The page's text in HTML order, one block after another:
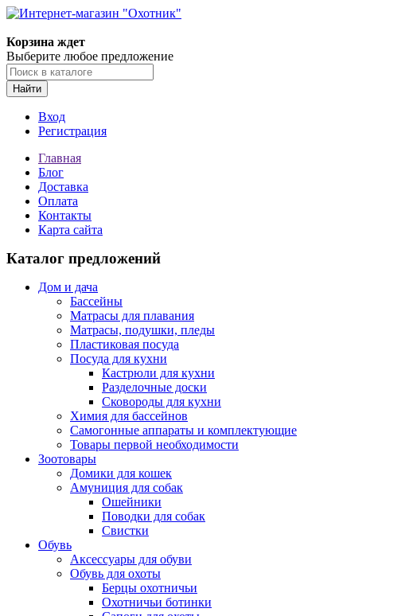
Корзина ждет
Выберите любое предложение
Найти
Вход
Регистрация
Главная
Блог
Доставка
Оплата
Контакты
Карта сайта
Каталог предложений
Дом и дача
Бассейны
Матрасы для плавания
Матрасы, подушки, пледы
Пластиковая посуда
Посуда для кухни
Кастрюли для кухни
Разделочные доски
Сковороды для кухни
Химия для бассейнов
Самогонные аппараты и комплектующие
Товары первой необходимости
Зоотовары
Домики для кошек
Амуниция для собак
Ошейники
Поводки для собак
Свистки
Обувь
Аксессуары для обуви
Обувь для охоты
Берцы охотничьи
Охотничьи ботинки